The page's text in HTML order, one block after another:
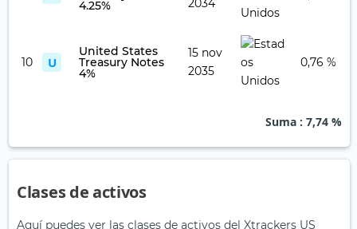
4.25%
2034
10 U
United States
Treasury Notes
4%
15 nov
2035
0,76 %
Suma : 7,74 %
Clases de activos
Aquí puedes ver las clases de activos del Xtrackers US